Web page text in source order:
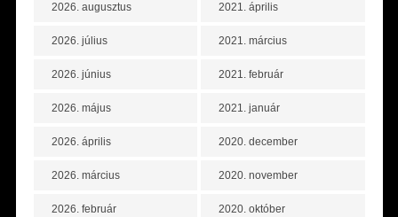
2026. augusztus
2026. július
2026. június
2026. május
2026. április
2026. március
2026. február
2021. április
2021. március
2021. február
2021. január
2020. december
2020. november
2020. október